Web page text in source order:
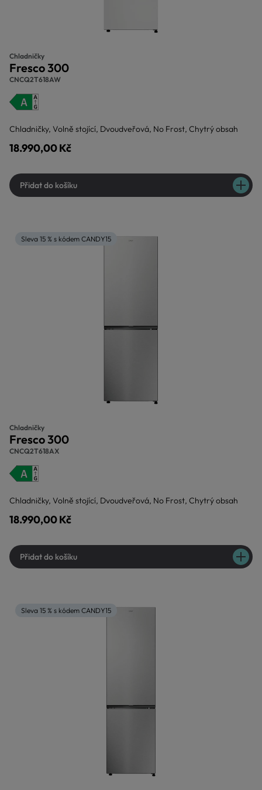
Chladničky
Fresco 300
CNCQ2T618AW
Chladničky, Volně stojící, Dvoudveřová, No Frost, Chytrý obsah
18.990,00 Kč
Přidat do košíku
Sleva 15 % s kódem CANDY15
Chladničky
Fresco 300
CNCQ2T618AX
Chladničky, Volně stojící, Dvoudveřová, No Frost, Chytrý obsah
18.990,00 Kč
Přidat do košíku
Sleva 15 % s kódem CANDY15